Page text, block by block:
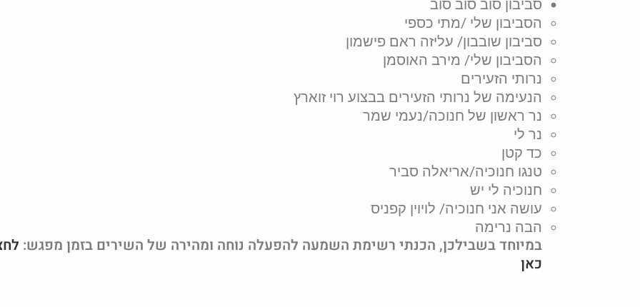
סביבון סוב סוב סוב
הסביבון שלי /מתי כספי
סביבון שובבון/ עליזה ראם פישמון
הסביבון שלי/ מירב האוסמן
נרותי הזעירים
הנעימה של נרותי הזעירים בבצוע רוי זוארץ
נר ראשון של חנוכה/נעמי שמר
נר לי
כד קטן
טנגו חנוכיה/אריאלה סביר
חנוכיה לי יש
עושה אני חנוכיה/ לויוין קפניס
הבה נרימה
במיוחד בשבילכן, הכנתי רשימת השמעה להפעלה נוחה ומהירה של השירים בזמן מפגש:
כאן